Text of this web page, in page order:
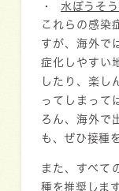
水ぼうそう
これらの感染
すが、海外で
症化しやすい
したり、楽し
ってしまって
ろん、海外で
も、ぜひ接種
また、すべて
種を推奨します